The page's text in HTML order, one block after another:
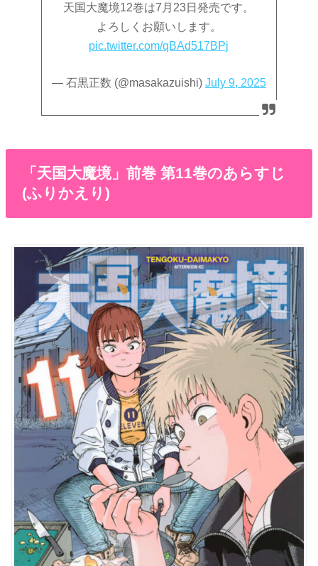
天国大魔境12巻は7月23日発売です。
よろしくお願いします。
pic.twitter.com/qBAd517BPj
— 石黒正数 (@masakazuishi) July 9, 2025
「天国大魔境」前巻 第11巻のあらすじ
(ふりかえり)